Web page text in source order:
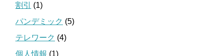
割引
(1)
パンデミック (5)
テレワーク (4)
個人情報 (1)